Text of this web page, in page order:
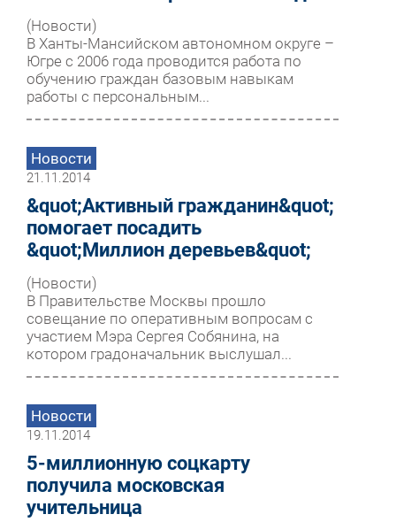
(Новости)
В Ханты-Мансийском автономном округе –
Югре с 2006 года проводится работа по
обучению граждан базовым навыкам
работы с персональным...
Новости
21.11.2014
&quot;Активный гражданин&quot;
помогает посадить
&quot;Миллион деревьев&quot;
(Новости)
В Правительстве Москвы прошло
совещание по оперативным вопросам с
участием Мэра Сергея Собянина, на
котором градоначальник выслушал...
Новости
19.11.2014
5-миллионную соцкарту
получила московская
учительница